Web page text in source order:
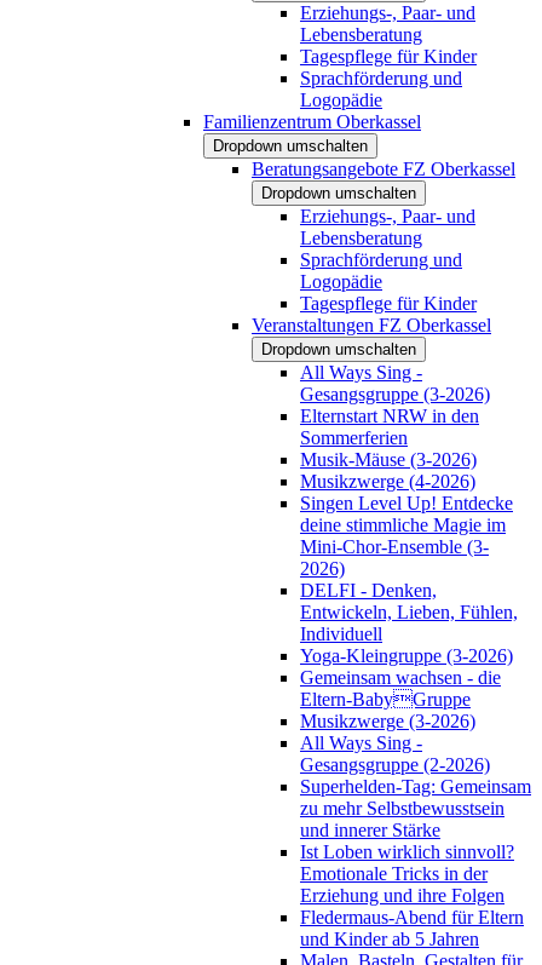
Erziehungs-, Paar- und
Lebensberatung
Tagespflege für Kinder
Sprachförderung und
Logopädie
Familienzentrum Oberkassel
Dropdown umschalten
Beratungsangebote FZ Oberkassel
Dropdown umschalten
Erziehungs-, Paar- und
Lebensberatung
Sprachförderung und
Logopädie
Tagespflege für Kinder
Veranstaltungen FZ Oberkassel
Dropdown umschalten
All Ways Sing -
Gesangsgruppe (3-2026)
Elternstart NRW in den
Sommerferien
Musik-Mäuse (3-2026)
Musikzwerge (4-2026)
Singen Level Up! Entdecke
deine stimmliche Magie im
Mini-Chor-Ensemble (3-
2026)
DELFI - Denken,
Entwickeln, Lieben, Fühlen,
Individuell
Yoga-Kleingruppe (3-2026)
Gemeinsam wachsen - die
Eltern-BabyGruppe
Musikzwerge (3-2026)
All Ways Sing -
Gesangsgruppe (2-2026)
Superhelden-Tag: Gemeinsam
zu mehr Selbstbewusstsein
und innerer Stärke
Ist Loben wirklich sinnvoll?
Emotionale Tricks in der
Erziehung und ihre Folgen
Fledermaus-Abend für Eltern
und Kinder ab 5 Jahren
Malen, Basteln, Gestalten für